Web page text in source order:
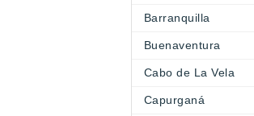
Barranquilla
Buenaventura
Cabo de La Vela
Capurganá